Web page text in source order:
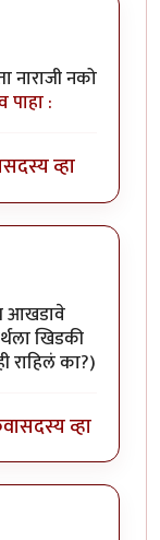
नाराजी नको
पाहा :
सदस्य व्हा
आखडावे
खिडकी
राहिलं का?)
सदस्य व्हा